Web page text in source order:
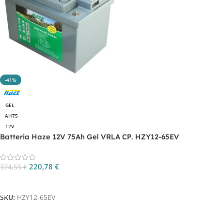
-41%
GEL
AH75
12V
Batteria Haze 12V 75Ah Gel VRLA CP. HZY12-65EV
374,55€ 220,78 €
SKU: HZY12-65EV